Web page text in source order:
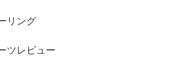
リング
ツレビュー